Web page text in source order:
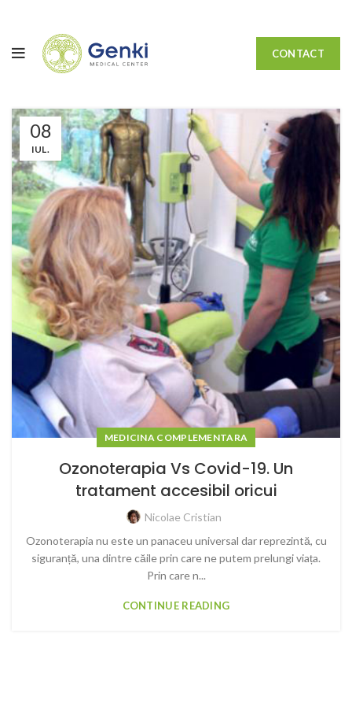
CONTACT
08
IUL.
MEDICINA COMPLEMENTARA
Ozonoterapia Vs Covid-19. Un
tratament accesibil oricui
Nicolae Cristian
Ozonoterapia nu este un panaceu universal dar reprezintă, cu
siguranță, una dintre căile prin care ne putem prelungi viața.
Prin care n...
CONTINUE READING